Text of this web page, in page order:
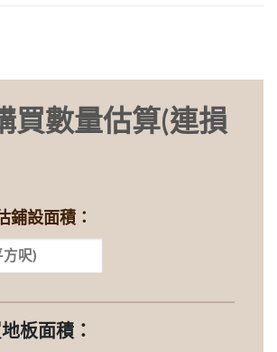
買數量估算(連損
鋪設面積：
板面積：